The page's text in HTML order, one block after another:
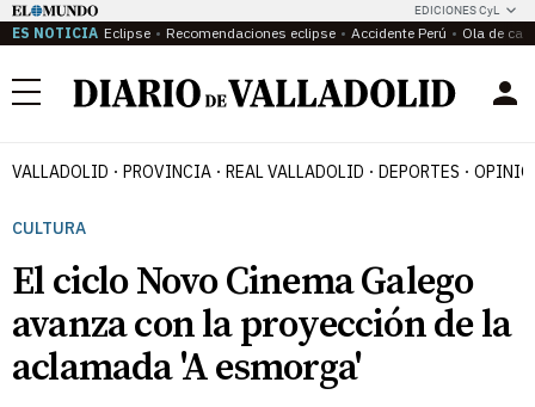
EDICIONES CyL
ES NOTICIA Eclipse Recomendaciones eclipse Accidente Perú Ola de
Menú
VALLADOLID PROVINCIA REAL VALLADOLID DEPORTES
CULTURA
El ciclo Novo Cinema Galego
avanza con la proyección de la
aclamada 'A esmorga'